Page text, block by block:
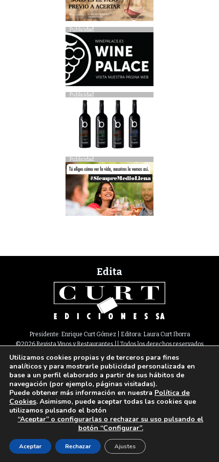
Publicidad
Publicidad
Publicidad
Edita
Presidente: Enrique Curt Gómez | Editora: Laura Curt Iborra
©2026 Revista Vinos y Restaurantes || Todos los derechos reservados
Newsletter Nota legal Política de Cookies Suscripción
Contacto
Paseo de Gracia, 63. 1º 2ª. 08008 Barcelona |933 180 101¦ Fax 933 183 505
Select Language ▼
Utilizamos cookies propias y de terceros para fines
analíticos y para mostrarle publicidad personalizada en
base a un perfil elaborado a partir de sus hábitos de
navegación (por ejemplo, páginas visitadas).
Puede obtener más información en nuestra Política de
Cookies. Asimismo, puede aceptar todas las cookies que
utilizamos pulsando el botón
“Aceptar” o configurarlas o rechazar su uso pulsando el
botón “Configurar”.
Aceptar Rechazar Ajustes